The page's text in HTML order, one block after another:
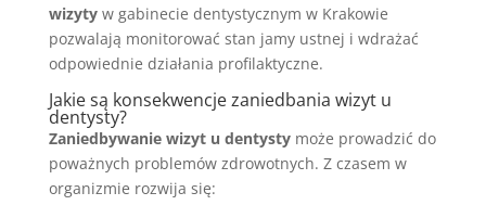
wizytyw gabinecie dentystycznym w Krakowie
pozwalają monitorować stan jamy ustnej i wdrażać
odpowiednie działania profilaktyczne.
Jakie są konsekwencje zaniedbania wizyt u
dentysty?
Zaniedbywanie wizyt u dentystymoże prowadzić do
poważnych problemów zdrowotnych. Z czasem w
organizmie rozwija się: